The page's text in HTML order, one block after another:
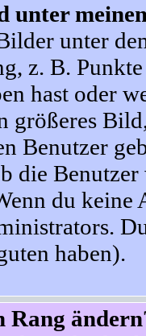
unter
unter
z. B.
hast oder
größeres
Benutzer
die
du keine
haben).
Rang